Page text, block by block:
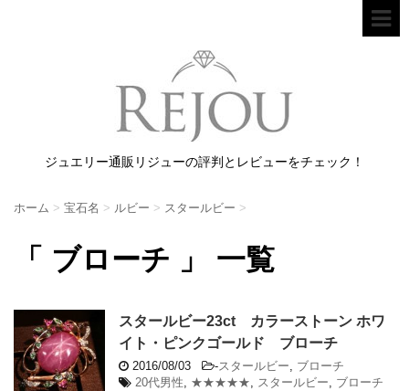
ジュエリー通販リジューの評判とレビューをチェック！
ホーム > 宝石名 > ルビー > スタールビー >
「 ブローチ 」 一覧
スタールビー23ct カラーストーン ホワ
イト・ピンクゴールド ブローチ
2016/08/03 -スタールビー
ブローチ
20代男性
★★★★★ スタールビー
ブローチ